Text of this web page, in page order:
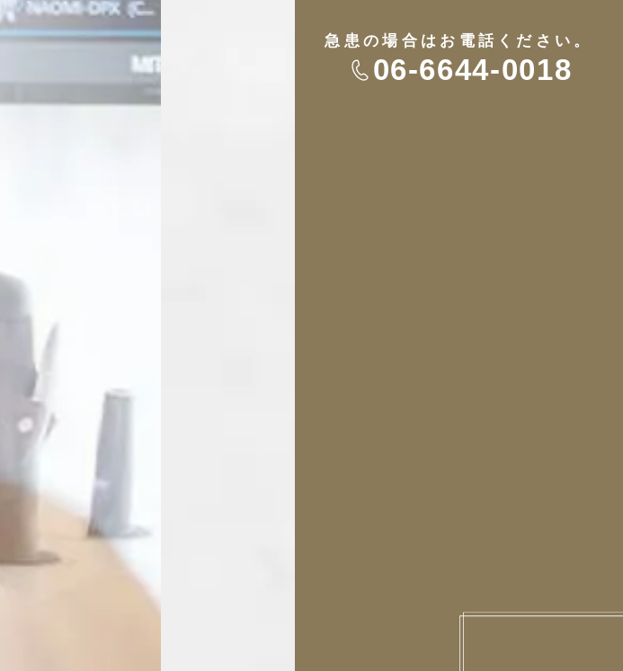
急患の場合はお電話ください。
06-6644-0018